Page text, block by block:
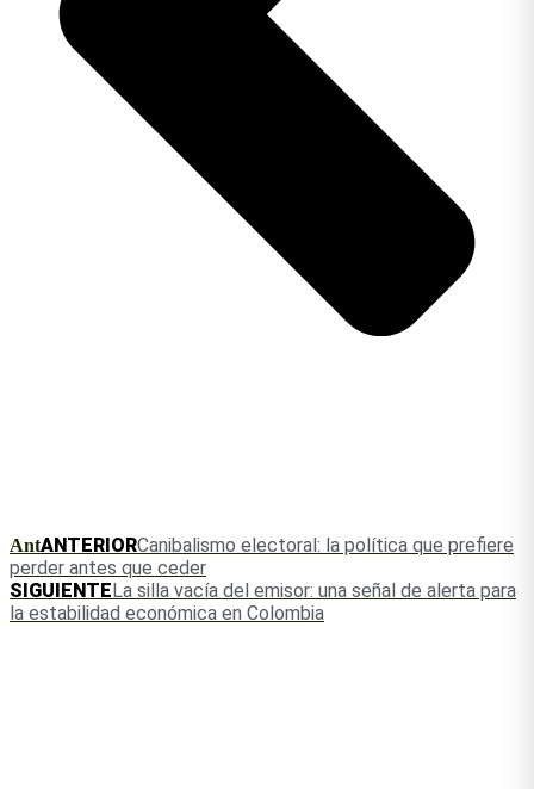
AntANTERIORCanibalismo electoral: la política que prefiere
perder antes que ceder
SIGUIENTELa silla vacía del emisor: una señal de alerta para
la estabilidad económica en Colombia